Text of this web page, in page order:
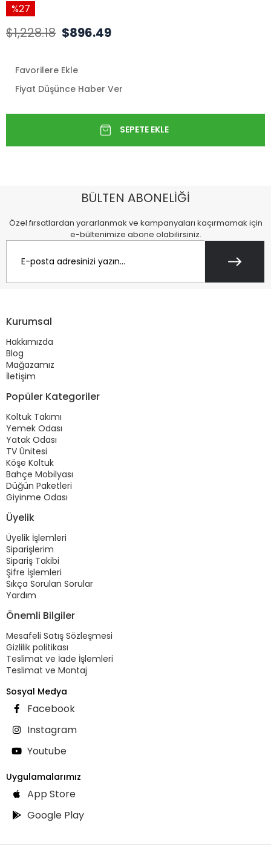
27
$1,228.18 $896.49
Favorilere Ekle
Fiyat Düşünce Haber Ver
BÜLTEN ABONELİĞİ
Özel fırsatlardan yararlanmak ve kampanyaları kaçırmamak için
e-bültenimize abone olabilirsiniz.
Kurumsal
Hakkımızda
Blog
Mağazamız
İletişim
Popüler Kategoriler
Koltuk Takımı
Yemek Odası
Yatak Odası
TV Ünitesi
Köşe Koltuk
Bahçe Mobilyası
Düğün Paketleri
Giyinme Odası
Üyelik
Üyelik İşlemleri
Siparişlerim
Sipariş Takibi
Şifre İşlemleri
Sıkça Sorulan Sorular
Yardım
Önemli Bilgiler
Mesafeli Satış Sözleşmesi
Gizlilik politikası
Teslimat ve İade İşlemleri
Teslimat ve Montaj
Sosyal Medya
Facebook
Instagram
Youtube
Uygulamalarımız
App Store
Google Play